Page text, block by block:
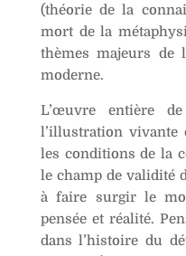
(théorie de la
mort de la
thèmes majeurs de
moderne.
L’œuvre entière
l’illustration vivante
les conditions de la
le champ de validité
à faire surgir le
pensée et réalité.
dans l’histoire du